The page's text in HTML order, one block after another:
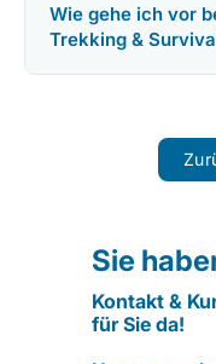
Wie gehe ich vor
Trekking &
Sie
Kontakt &
für Sie da!